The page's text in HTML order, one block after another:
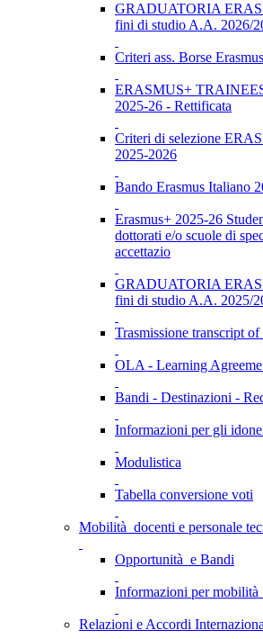
GRADUATORIA
fini di studio A.A. 2026/
Criteri ass. Borse
ERASMUS+
2025-26 - Rettificata
Criteri di selezione
2025-2026
Bando Erasmus Italiano
Erasmus+ 2025-26
dottorati e/o scuole di
accettazio
GRADUATORIA
fini di studio A.A. 2025/
Trasmissione transcript
OLA - Learning
Bandi - Destinazioni -
Informazioni per gli
Modulistica
Tabella conversione voti
Mobilità docenti e personale
Opportunità e Bandi
Informazioni per mobilità
Relazioni e Accordi